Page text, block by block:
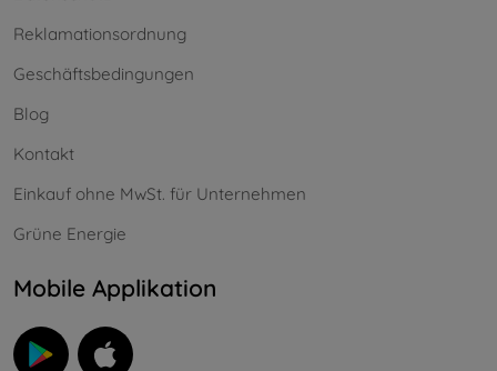
Reklamationsordnung
Geschäftsbedingungen
Blog
Kontakt
Einkauf ohne MwSt. für Unternehmen
Grüne Energie
Mobile Applikation